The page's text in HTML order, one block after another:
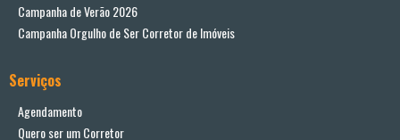
Campanha de Verão 2026
Campanha Orgulho de Ser Corretor de Imóveis
Serviços
Agendamento
Quero ser um Corretor